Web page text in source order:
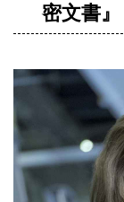
密文書』